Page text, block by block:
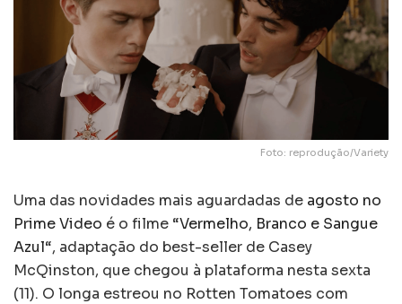
Foto: reprodução/Variety
Uma das novidades mais aguardadas de agosto no
Prime Video é o filme “Vermelho, Branco e Sangue
Azul“, adaptação do best-seller de Casey
McQinston, que chegou à plataforma nesta sexta
(11). O longa estreou no Rotten Tomatoes com